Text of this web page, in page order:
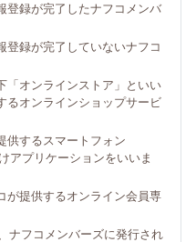
登録が完了したナフコメンバ
登録が完了していないナフコ
「オンラインストア」といい
るオンラインショップサービ
供するスマートフォン
アプリケーションをいいま
が提供するオンライン会員専
ナフコメンバーズに発行され